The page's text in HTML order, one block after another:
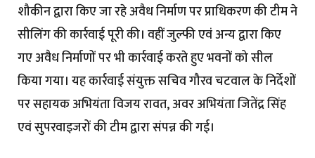
शौकीन द्वारा किए जा रहे अवैध निर्माण पर प्राधिकरण की टीम ने
सीलिंग की कार्रवाई पूरी की। वहीं जुल्फी एवं अन्य द्वारा किए
गए अवैध निर्माणों पर भी कार्रवाई करते हुए भवनों को सील
किया गया। यह कार्रवाई संयुक्त सचिव गौरव चटवाल के निर्देशों
पर सहायक अभियंता विजय रावत, अवर अभियंता जितेंद्र सिंह
एवं सुपरवाइजरों की टीम द्वारा संपन्न की गई।